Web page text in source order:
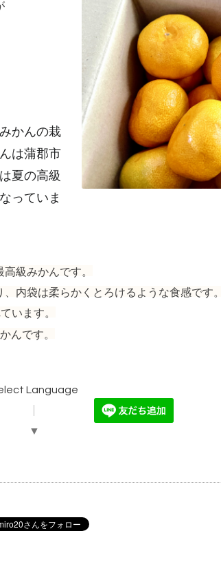
かんの栽
は蒲郡市
夏の高級
っていま
級みかんです。
内袋は柔らかくとろけるような食感です。
います。
んです。
Language
▼